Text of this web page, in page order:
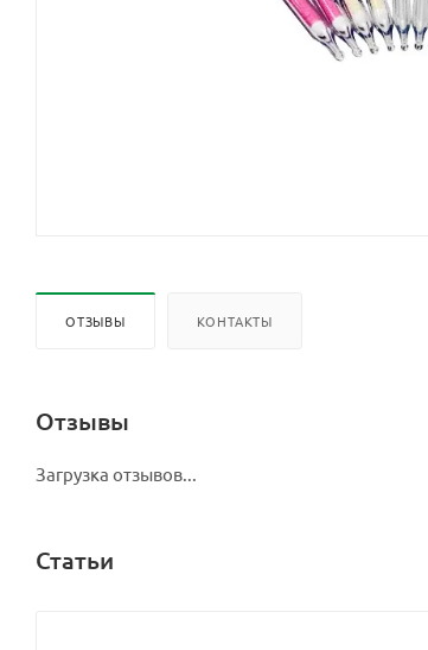
ОТЗЫВЫ КОНТАКТЫ
Отзывы
Загрузка отзывов...
Статьи